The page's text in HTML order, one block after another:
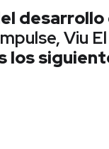
desarrollo
Viu
los